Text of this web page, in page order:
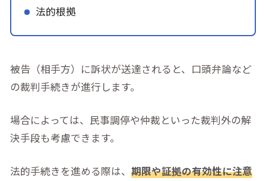
法的根拠
被告（相手方）に訴状が送達されると、口頭弁論など
の裁判手続きが進行します。
場合によっては、民事調停や仲裁といった裁判外の解
決手段も考慮できます。
法的手続きを進める際は、 期限や証拠の有効性に注意